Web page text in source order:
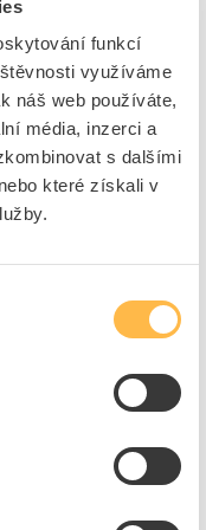
funkcí
využíváme
náš web používáte,
média, inzerci a
s dalšími
které získali v